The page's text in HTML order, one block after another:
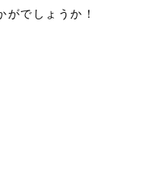
がでしょうか！